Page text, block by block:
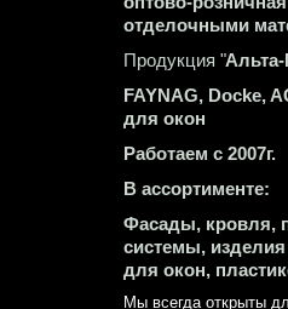
отделочными
Продукция "
FAYNAG, Docke,
для окон
Работаем с 2007г.
В ассортименте:
Фасады, кровля,
системы,
для окон,
Мы всегда открыты